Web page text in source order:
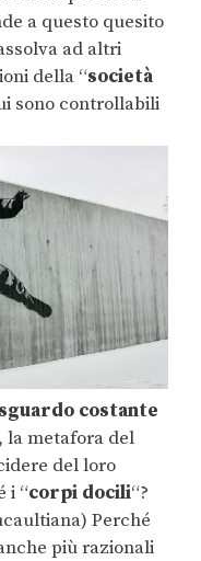
a questo quesito
ad altri
della “società
sono controllabili
sguardo costante
la metafora del
del loro
i “corpi docili“?
Perché
più razionali